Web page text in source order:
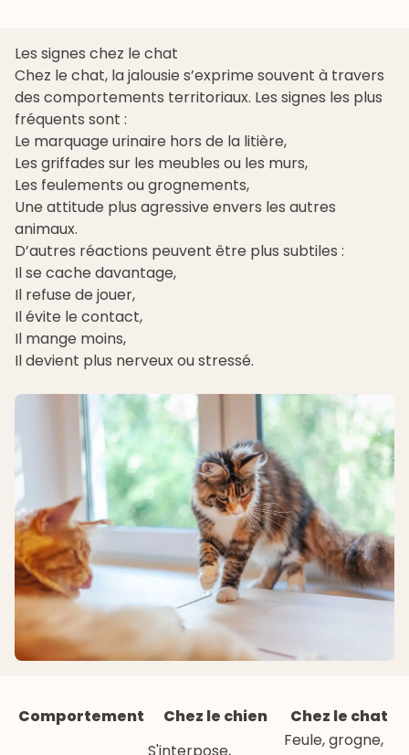
Les signes chez le chat
Chez le chat, la jalousie s’exprime souvent à travers
des comportements territoriaux. Les signes les plus
fréquents sont :
Le marquage urinaire hors de la litière,
Les griffades sur les meubles ou les murs,
Les feulements ou grognements,
Une attitude plus agressive envers les autres
animaux.
D’autres réactions peuvent être plus subtiles :
Il se cache davantage,
Il refuse de jouer,
Il évite le contact,
Il mange moins,
Il devient plus nerveux ou stressé.
Comportement Chez le chien Chez le chat
S'interpose,
Feule, grogne,